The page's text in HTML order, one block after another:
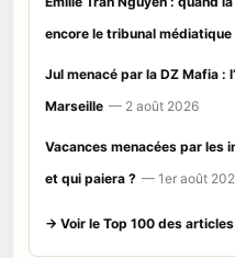
encore le tribunal médiatique
Jul menacé par la DZ Mafia :
Marseille — 2 août 2026
Vacances menacées par les
et qui paiera ? — 1er août
→ Voir le Top 100 des